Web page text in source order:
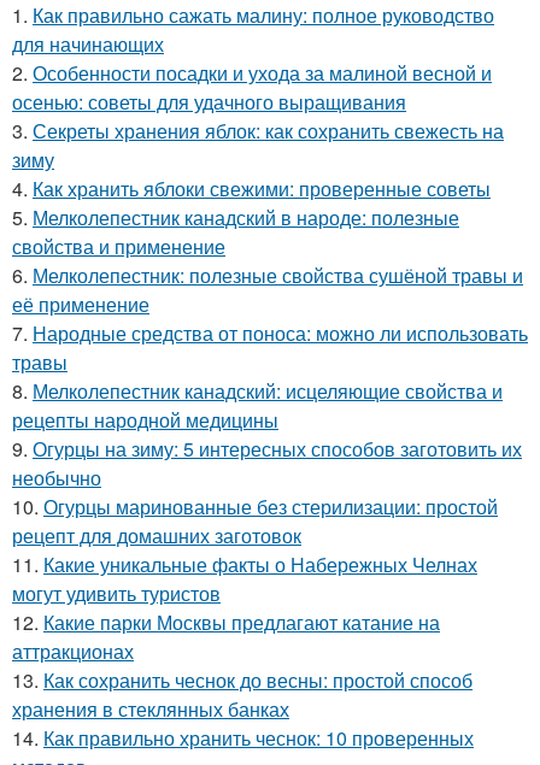
1. Как правильно сажать малину: полное руководство
для начинающих
2. Особенности посадки и ухода за малиной весной и
осенью: советы для удачного выращивания
3. Секреты хранения яблок: как сохранить свежесть на
зиму
4. Как хранить яблоки свежими: проверенные советы
5. Мелколепестник канадский в народе: полезные
свойства и применение
6. Мелколепестник: полезные свойства сушёной травы и
её применение
7. Народные средства от поноса: можно ли использовать
травы
8. Мелколепестник канадский: исцеляющие свойства и
рецепты народной медицины
9. Огурцы на зиму: 5 интересных способов заготовить их
необычно
10. Огурцы маринованные без стерилизации: простой
рецепт для домашних заготовок
11. Какие уникальные факты о Набережных Челнах
могут удивить туристов
12. Какие парки Москвы предлагают катание на
аттракционах
13. Как сохранить чеснок до весны: простой способ
хранения в стеклянных банках
14. Как правильно хранить чеснок: 10 проверенных